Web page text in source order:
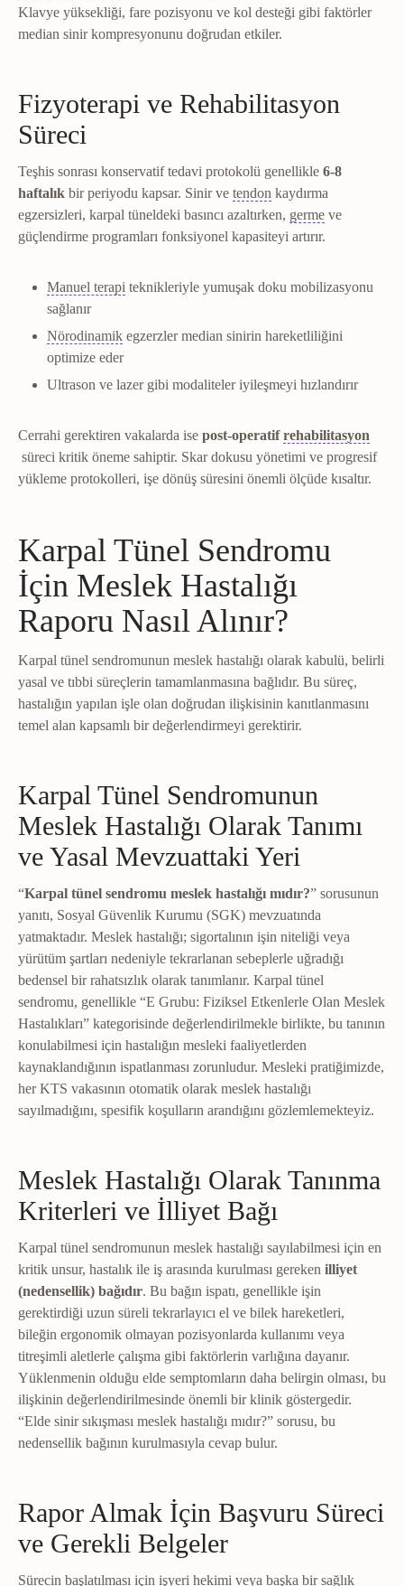
Klavye yüksekliği, fare pozisyonu ve kol desteği gibi faktörler
median sinir kompresyonunu doğrudan etkiler.
Fizyoterapi ve Rehabilitasyon
Süreci
Teşhis sonrası konservatif tedavi protokolü genellikle 6-8
haftalık bir periyodu kapsar. Sinir ve tendon TendonKası kemiğe
kaydırma
egzersizleri, karpal tüneldeki basıncı azaltırken, germeGerme
ve
güçlendirme programları fonksiyonel kapasiteyi artırır.
Manuel terapi Manuel terapi Fizyoterapistin elleriyle eklem ve
teknikleriyle yumuşak doku mobilizasyonu
sağlanır
NörodinamikNörodinamikSinirin çevre dokular içinde kayma
egzerzler median sinirin hareketliliğini
optimize eder
Ultrason ve lazer gibi modaliteler iyileşmeyi hızlandırır
Cerrahi gerektiren vakalarda ise post-operatifrehabilitasyon
RehabilitasyonYaralanma veya ameliyat sonrası fonksiyonun
süreci kritik öneme sahiptir. Skar dokusu yönetimi ve progresif
yükleme protokolleri, işe dönüş süresini önemli ölçüde kısaltır.
Karpal Tünel Sendromu
İçin Meslek Hastalığı
Raporu Nasıl Alınır?
Karpal tünel sendromunun meslek hastalığı olarak kabulü, belirli
yasal ve tıbbi süreçlerin tamamlanmasına bağlıdır. Bu süreç,
hastalığın yapılan işle olan doğrudan ilişkisinin kanıtlanmasını
temel alan kapsamlı bir değerlendirmeyi gerektirir.
Karpal Tünel Sendromunun
Meslek Hastalığı Olarak Tanımı
ve Yasal Mevzuattaki Yeri
“Karpal tünel sendromu meslek hastalığı mıdır?” sorusunun
yanıtı, Sosyal Güvenlik Kurumu (SGK) mevzuatında
yatmaktadır. Meslek hastalığı; sigortalının işin niteliği veya
yürütüm şartları nedeniyle tekrarlanan sebeplerle uğradığı
bedensel bir rahatsızlık olarak tanımlanır. Karpal tünel
sendromu, genellikle “E Grubu: Fiziksel Etkenlerle Olan Meslek
Hastalıkları” kategorisinde değerlendirilmekle birlikte, bu tanının
konulabilmesi için hastalığın mesleki faaliyetlerden
kaynaklandığının ispatlanması zorunludur. Mesleki pratiğimizde,
her KTS vakasının otomatik olarak meslek hastalığı
sayılmadığını, spesifik koşulların arandığını gözlemlemekteyiz.
Meslek Hastalığı Olarak Tanınma
Kriterleri ve İlliyet Bağı
Karpal tünel sendromunun meslek hastalığı sayılabilmesi için en
kritik unsur, hastalık ile iş arasında kurulması gereken illiyet
(nedensellik) bağıdır. Bu bağın ispatı, genellikle işin
gerektirdiği uzun süreli tekrarlayıcı el ve bilek hareketleri,
bileğin ergonomik olmayan pozisyonlarda kullanımı veya
titreşimli aletlerle çalışma gibi faktörlerin varlığına dayanır.
Yüklenmenin olduğu elde semptomların daha belirgin olması, bu
ilişkinin değerlendirilmesinde önemli bir klinik göstergedir.
“Elde sinir sıkışması meslek hastalığı mıdır?” sorusu, bu
nedensellik bağının kurulmasıyla cevap bulur.
Rapor Almak İçin Başvuru Süreci
ve Gerekli Belgeler
Sürecin başlatılması için işyeri hekimi veya başka bir sağlık